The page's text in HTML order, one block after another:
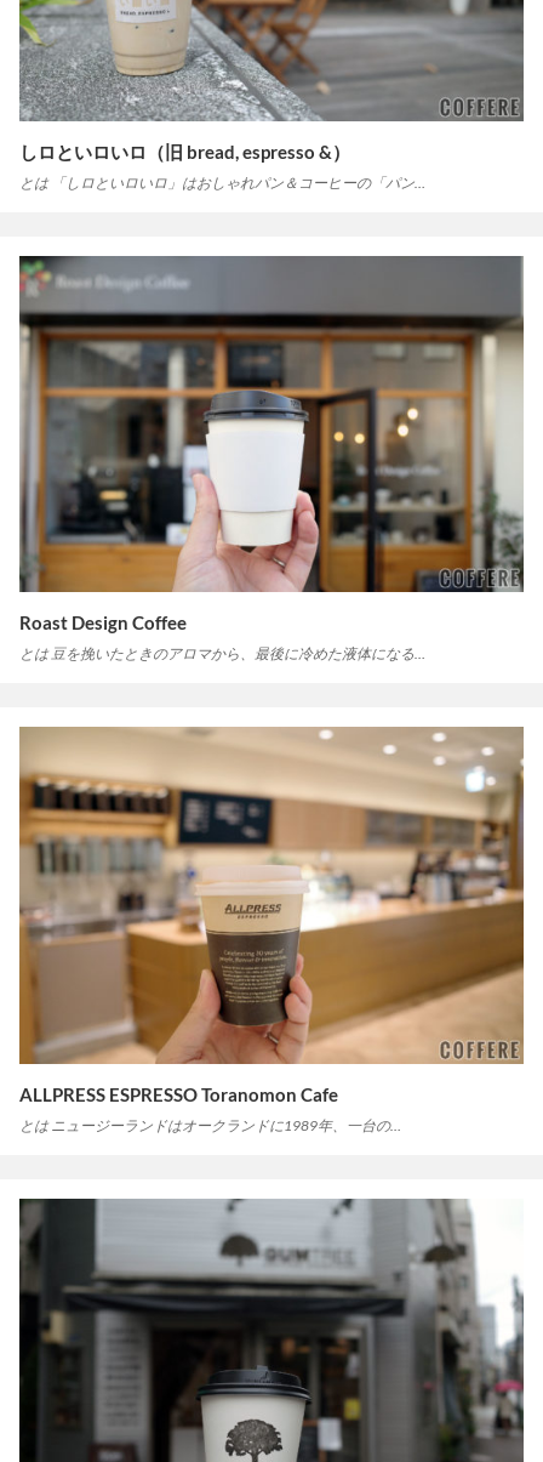
しロといロいロ（旧 bread, espresso &）
とは 「しロといロいロ」はおしゃれパン＆コーヒーの「パン…
Roast Design Coffee
とは 豆を挽いたときのアロマから、最後に冷めた液体になる…
ALLPRESS ESPRESSO Toranomon Cafe
とは ニュージーランドはオークランドに1989年、一台の…